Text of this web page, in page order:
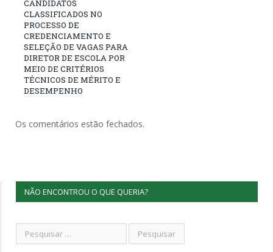
CANDIDATOS
CLASSIFICADOS NO
PROCESSO DE
CREDENCIAMENTO E
SELEÇÃO DE VAGAS PARA
DIRETOR DE ESCOLA POR
MEIO DE CRITÉRIOS
TÉCNICOS DE MÉRITO E
DESEMPENHO
Os comentários estão fechados.
NÃO ENCONTROU O QUE QUERIA?